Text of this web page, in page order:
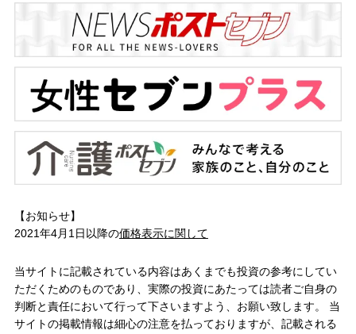
【お知らせ】
2021年4月1日以降の価格表示に関して
当サイトに記載されている内容はあくまでも投資の参考にしてい
ただくためのものであり、実際の投資にあたっては読者ご自身の
判断と責任において行って下さいますよう、お願い致します。 当
サイトの掲載情報は細心の注意を払っておりますが、記載される